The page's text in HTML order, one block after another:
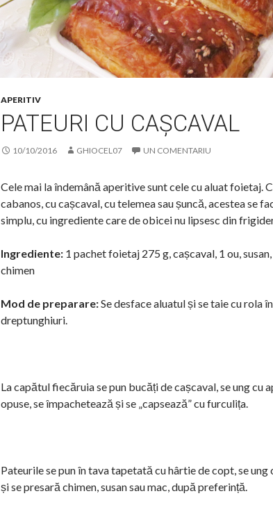
APERITIV
PATEURI CU CAȘCAVAL
10/10/2016 GHIOCEL07 UN COMENTARIU
Cele mai la îndemână aperitive sunt cele cu aluat foietaj.
cabanos, cu cașcaval, cu telemea sau șuncă, acestea se
simplu, cu ingrediente care de obicei nu lipsesc din
Ingrediente: 1 pachet foietaj 275 g, cașcaval, 1 ou,
chimen
Mod de preparare:Se desface aluatul și se taie cu rola
dreptunghiuri.
La capătul fiecăruia se pun bucăți de cașcaval, se ung cu
opuse, se împachetează și se „capsează” cu furculița.
Pateurile se pun în tava tapetată cu hârtie de copt, se ung
și se presară chimen, susan sau mac, după preferință.